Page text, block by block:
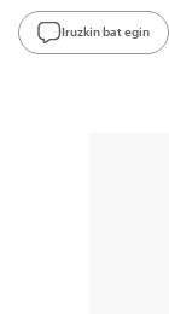
Iruzkin bat egin